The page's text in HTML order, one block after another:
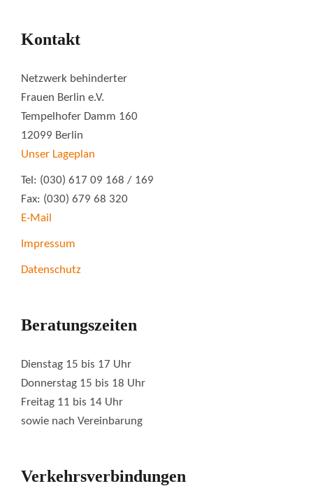
Kontakt
Netzwerk behinderter
Frauen Berlin e.V.
Tempelhofer Damm 160
12099 Berlin
Unser Lageplan
Tel: (030) 617 09 168 / 169
Fax: (030) 679 68 320
E-Mail
Impressum
Datenschutz
Beratungszeiten
Dienstag 15 bis 17 Uhr
Donnerstag 15 bis 18 Uhr
Freitag 11 bis 14 Uhr
sowie nach Vereinbarung
Verkehrsverbindungen